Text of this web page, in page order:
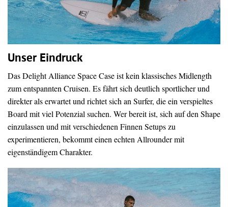
Unser Eindruck
Das Delight Alliance Space Case ist kein klassisches Midlength
zum entspannten Cruisen. Es fährt sich deutlich sportlicher und
direkter als erwartet und richtet sich an Surfer, die ein verspieltes
Board mit viel Potenzial suchen. Wer bereit ist, sich auf den Shape
einzulassen und mit verschiedenen Finnen Setups zu
experimentieren, bekommt einen echten Allrounder mit
eigenständigem Charakter.